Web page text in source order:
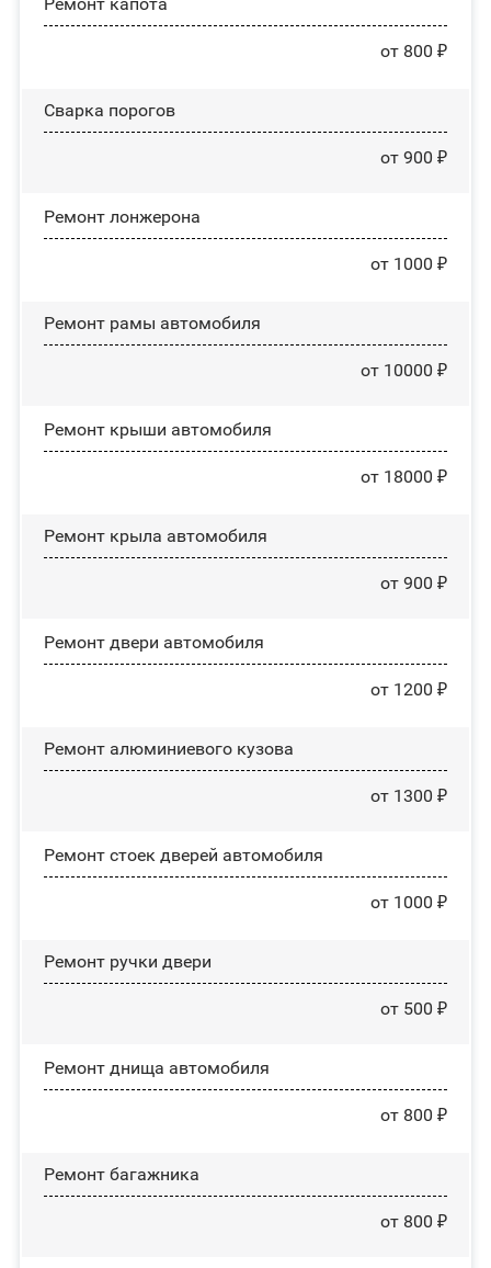
от 800 ₽
Сварка порогов
от 900 ₽
Ремонт лонжерона
от 1000 ₽
Ремонт рамы автомобиля
от 10000 ₽
Ремонт крыши автомобиля
от 18000 ₽
Ремонт крыла автомобиля
от 900 ₽
Ремонт двери автомобиля
от 1200 ₽
Ремонт алюминиевого кузова
от 1300 ₽
Ремонт стоек дверей автомобиля
от 1000 ₽
Ремонт ручки двери
от 500 ₽
Ремонт днища автомобиля
от 800 ₽
Ремонт багажника
от 800 ₽